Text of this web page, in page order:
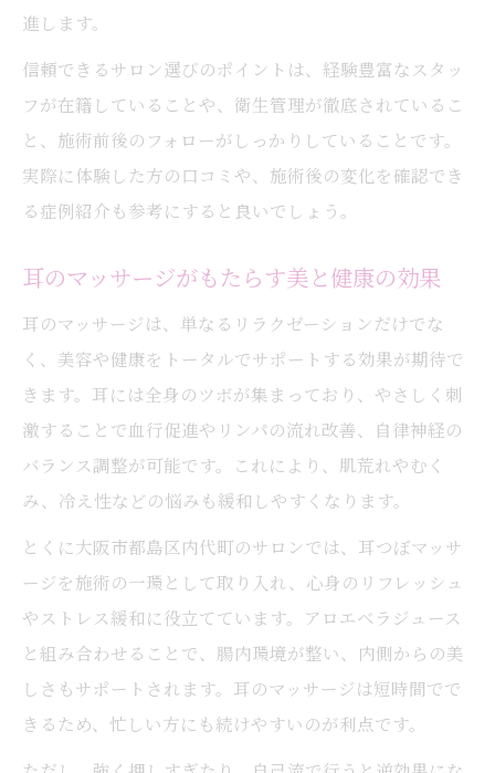
進します。
信頼できるサロン選びのポイントは、経験豊富なスタッ
フが在籍していることや、衛生管理が徹底されているこ
と、施術前後のフォローがしっかりしていることです。
実際に体験した方の口コミや、施術後の変化を確認でき
る症例紹介も参考にすると良いでしょう。
耳のマッサージがもたらす美と健康の効果
耳のマッサージは、単なるリラクゼーションだけでな
く、美容や健康をトータルでサポートする効果が期待で
きます。耳には全身のツボが集まっており、やさしく刺
激することで血行促進やリンパの流れ改善、自律神経の
バランス調整が可能です。これにより、肌荒れやむく
み、冷え性などの悩みも緩和しやすくなります。
とくに大阪市都島区内代町のサロンでは、耳つぼマッサ
ージを施術の一環として取り入れ、心身のリフレッシュ
やストレス緩和に役立てています。アロエベラジュース
と組み合わせることで、腸内環境が整い、内側からの美
しさもサポートされます。耳のマッサージは短時間でで
きるため、忙しい方にも続けやすいのが利点です。